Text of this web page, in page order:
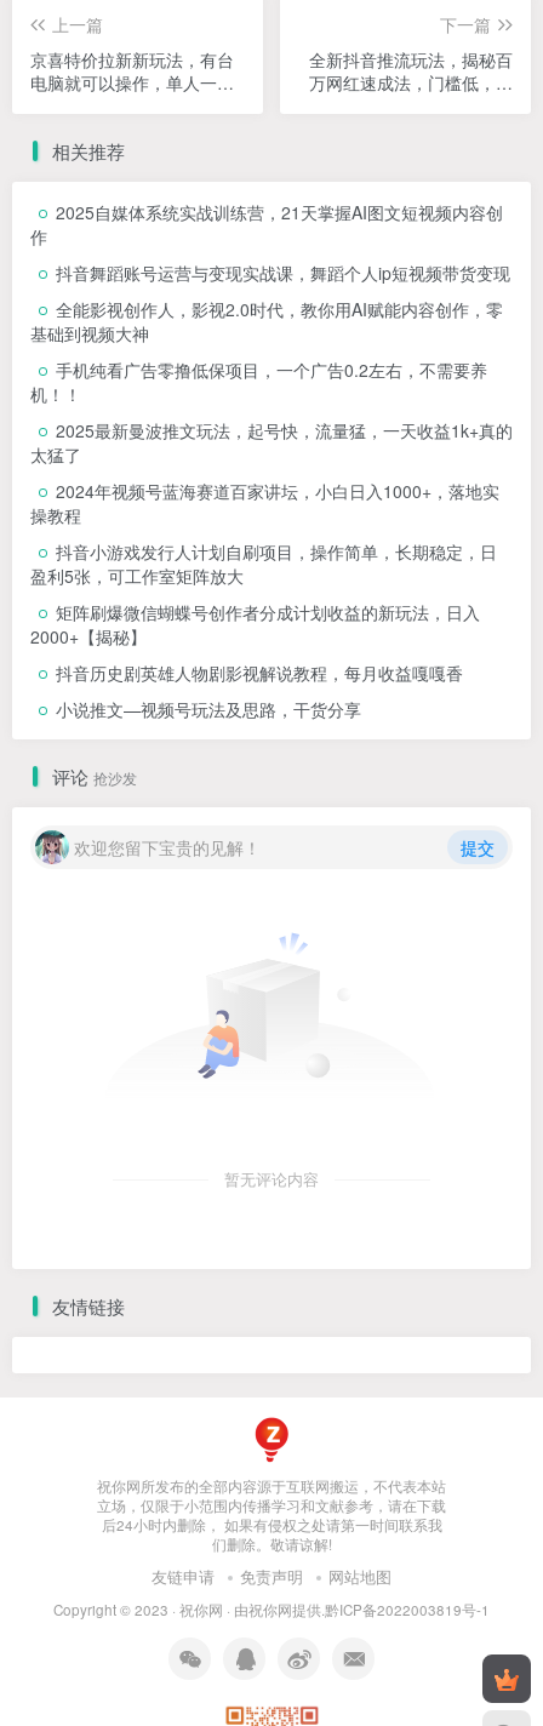
上一篇
京喜特价拉新新玩法，有台
电脑就可以操作，单人一天
下一篇
全新抖音推流玩法，揭秘百
万网红速成法，门槛低，一
相关推荐
2025自媒体系统实战训练营，21天掌握AI图文短视频内容创
作
抖音舞蹈账号运营与变现实战课，舞蹈个人ip短视频带货变现
全能影视创作人，影视2.0时代，教你用AI赋能内容创作，​零
基础到视频大神
手机纯看广告零撸低保项目，一个广告0.2左右，不需要养
机！！
2025最新曼波推文玩法，起号快，流量猛，一天收益1k+真的
太猛了
2024年视频号蓝海赛道百家讲坛，小白日入1000+，落地实
操教程
抖音小游戏发行人计划自刷项目，操作简单，长期稳定，日
盈利5张，可工作室矩阵放大
矩阵刷爆微信蝴蝶号创作者分成计划收益的新玩法，日入
2000+【揭秘】
抖音历史剧英雄人物剧影视解说教程，每月收益嘎嘎香
小说推文—视频号玩法及思路，干货分享
评论 抢沙发
欢迎您留下宝贵的见解！ 提交
暂无评论内容
友情链接
祝你网所发布的全部内容源于互联网搬运，不代表本站
立场，仅限于小范围内传播学习和文献参考，请在下载
后24小时内删除， 如果有侵权之处请第一时间联系我
们删除。敬请谅解!
友链申请 免责声明 网站地图
Copyright © 2023 · 祝你网 · 由祝你网提供.黔ICP备2022003819号-1